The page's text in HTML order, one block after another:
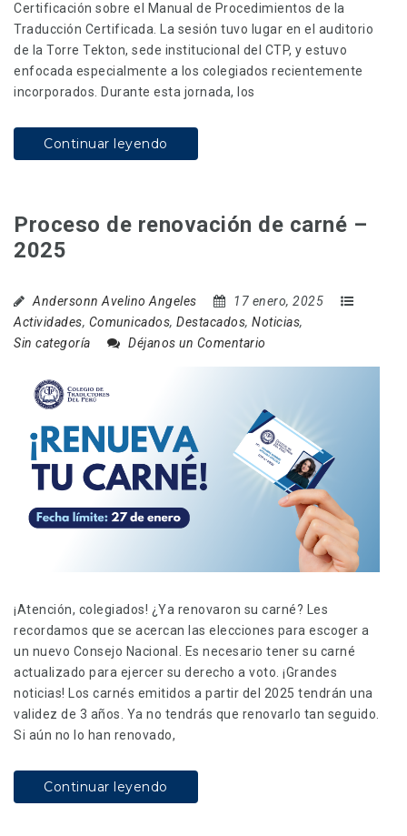
Certificación sobre el Manual de Procedimientos de la
Traducción Certificada. La sesión tuvo lugar en el auditorio
de la Torre Tekton, sede institucional del CTP, y estuvo
enfocada especialmente a los colegiados recientemente
incorporados. Durante esta jornada, los
Continuar leyendo
Proceso de renovación de carné –
2025
Andersonn Avelino Angeles
17 enero, 2025
Actividades, Comunicados, Destacados, Noticias,
Sin categoría
Déjanos un Comentario
¡Atención, colegiados! ¿Ya renovaron su carné? Les
recordamos que se acercan las elecciones para escoger a
un nuevo Consejo Nacional. Es necesario tener su carné
actualizado para ejercer su derecho a voto. ¡Grandes
noticias! Los carnés emitidos a partir del 2025 tendrán una
validez de 3 años. Ya no tendrás que renovarlo tan seguido.
Si aún no lo han renovado,
Continuar leyendo